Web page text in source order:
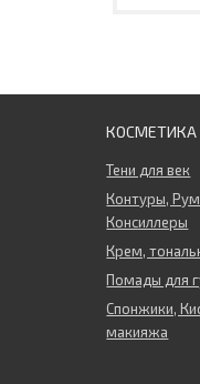
КОСМЕТИКА
Тени для век
Контуры,
Консиллеры
Крем,
Помады для
Спонжики,
макияжа